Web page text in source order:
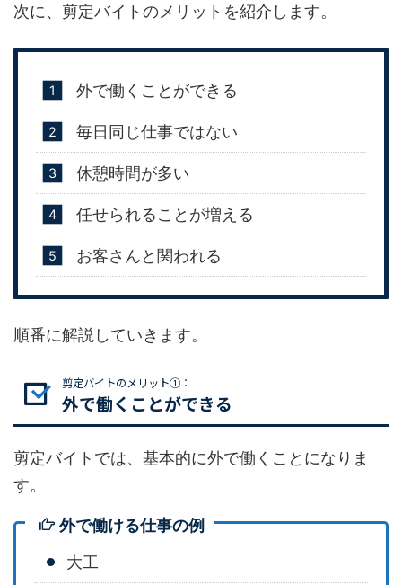
次に、剪定バイトのメリットを紹介します。
外で働くことができる
毎日同じ仕事ではない
休憩時間が多い
任せられることが増える
お客さんと関われる
順番に解説していきます。
剪定バイトのメリット①：
外で働くことができる
剪定バイトでは、基本的に外で働くことになりま
す。
外で働ける仕事の例
大工